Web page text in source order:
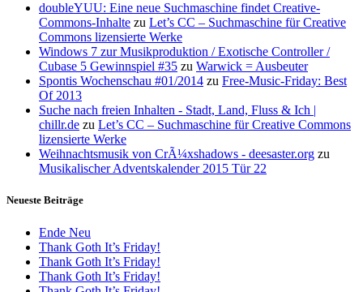
doubleYUU: Eine neue Suchmaschine findet Creative-
Commons-Inhalte zu Let’s CC – Suchmaschine für Creative
Commons lizensierte Werke
Windows 7 zur Musikproduktion / Exotische Controller /
Cubase 5 Gewinnspiel #35 zu Warwick = Ausbeuter
Spontis Wochenschau #01/2014 zu Free-Music-Friday: Best
Of 2013
Suche nach freien Inhalten - Stadt, Land, Fluss & Ich |
chillr.de zu Let’s CC – Suchmaschine für Creative Commons
lizensierte Werke
Weihnachtsmusik von CrÃ¼xshadows - deesaster.org zu
Musikalischer Adventskalender 2015 Tür 22
Neueste Beiträge
Ende Neu
Thank Goth It’s Friday!
Thank Goth It’s Friday!
Thank Goth It’s Friday!